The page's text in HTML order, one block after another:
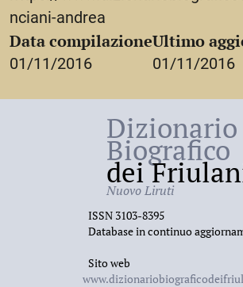
nciani-andrea
Data compilazione
01/11/2016
Ultimo
01/11/2016
Dizionario
Biografico
dei
Nuovo Liruti
ISSN 3103-8395
Database in continuo
Sito web